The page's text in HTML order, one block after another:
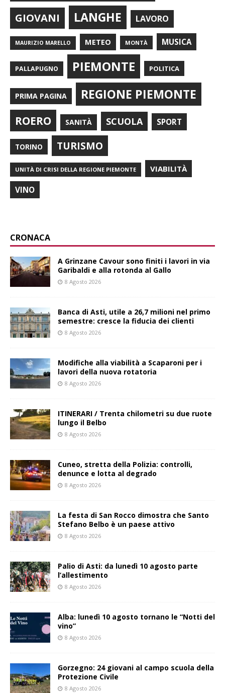
GIOVANI LANGHE LAVORO
MAURIZIO MARELLO METEO MONTÀ MUSICA
PALLAPUGNO PIEMONTE POLITICA
PRIMA PAGINA REGIONE PIEMONTE
ROERO SANITÀ SCUOLA SPORT
TORINO TURISMO
UNITÀ DI CRISI DELLA REGIONE PIEMONTE VIABILITÀ
VINO
CRONACA
A Grinzane Cavour sono finiti i lavori in via
Garibaldi e alla rotonda al Gallo
8 Agosto 2026
Banca di Asti, utile a 26,7 milioni nel primo
semestre: cresce la fiducia dei clienti
8 Agosto 2026
Modifiche alla viabilità a Scaparoni per i
lavori della nuova rotatoria
8 Agosto 2026
ITINERARI / Trenta chilometri su due ruote
lungo il Belbo
8 Agosto 2026
Cuneo, stretta della Polizia: controlli,
denunce e lotta al degrado
8 Agosto 2026
La festa di San Rocco dimostra che Santo
Stefano Belbo è un paese attivo
8 Agosto 2026
Palio di Asti: da lunedì 10 agosto parte
l’allestimento
8 Agosto 2026
Alba: lunedì 10 agosto tornano le “Notti del
vino”
8 Agosto 2026
Gorzegno: 24 giovani al campo scuola della
Protezione Civile
8 Agosto 2026